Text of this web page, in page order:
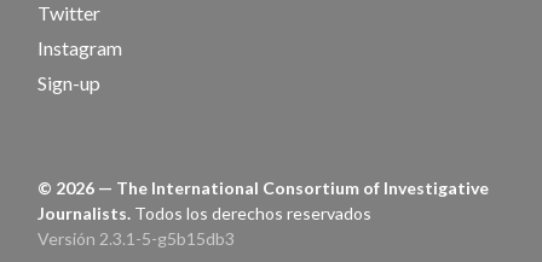
Twitter
Instagram
Sign-up
© 2026 — The International Consortium of Investigative
Journalists. Todos los derechos reservados
Versión 2.3.1-5-g5b15db3